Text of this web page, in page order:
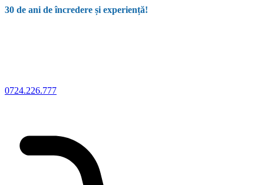
30 de ani de încredere și experiență!
0724.226.777